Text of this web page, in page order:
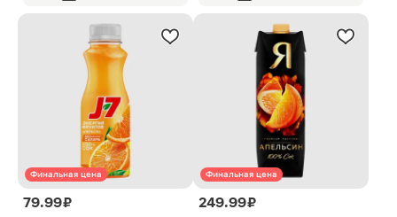
Финальная цена
79.99 ₽
Финальная цена
249.99 ₽